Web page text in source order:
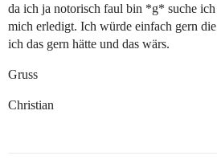
da ich ja notorisch faul bin *g* suche
mich erledigt. Ich würde einfach gern
ich das gern hätte und das wärs.
Gruss
Christian